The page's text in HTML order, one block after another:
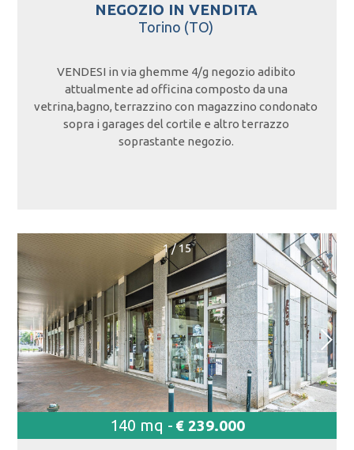
NEGOZIO IN VENDITA
Torino (TO)
VENDESI in via ghemme 4/g negozio adibito
attualmente ad officina composto da una
vetrina,bagno, terrazzino con magazzino condonato
sopra i garages del cortile e altro terrazzo
soprastante negozio.
1/15
140 mq - € 239.000